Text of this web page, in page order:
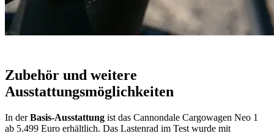
Zubehör und weitere
Ausstattungsmöglichkeiten
In derBasis-Ausstattung ist das Cannondale Cargowagen Neo 1
ab 5.499 Euro erhältlich. Das Lastenrad im Test wurde mit